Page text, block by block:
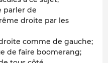
parler de
droite par les
comme de gauche;
de faire boomerang;